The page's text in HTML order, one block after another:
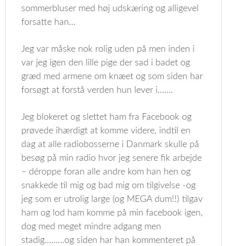
sommerbluser med høj udskæring og alligevel
forsatte han…
Jeg var måske nok rolig uden på men inden i
var jeg igen den lille pige der sad i badet og
græd med armene om knæet og som siden har
forsøgt at forstå verden hun lever i…….
Jeg blokeret og slettet ham fra Facebook og
prøvede ihærdigt at komme videre, indtil en
dag at alle radiobosserne i Danmark skulle på
besøg på min radio hvor jeg senere fik arbejde
– déroppe foran alle andre kom han hen og
snakkede til mig og bad mig om tilgivelse -og
jeg som er utrolig large (og MEGA dum!!) tilgav
ham og lod ham komme på min facebook igen,
dog med meget mindre adgang men
stadig………og siden har han kommenteret på